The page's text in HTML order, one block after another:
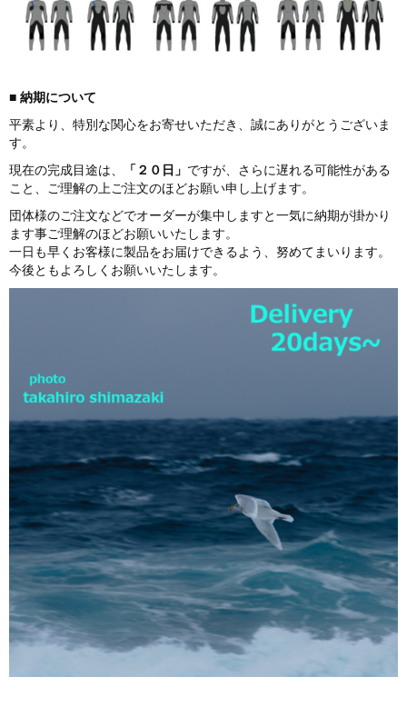
■ 納期について
平素より、特別な関心をお寄せいただき、誠にありがとうございま
す。
現在の完成目途は、
「２０日」 ですが、さらに遅れる可能性がある
こと、ご理解の上ご注文のほどお願い申し上げます。
団体様のご注文などでオーダーが集中しますと一気に納期が掛かり
ます事ご理解のほどお願いいたします。
一日も早くお客様に製品をお届けできるよう、努めてまいります。
今後ともよろしくお願いいたします。